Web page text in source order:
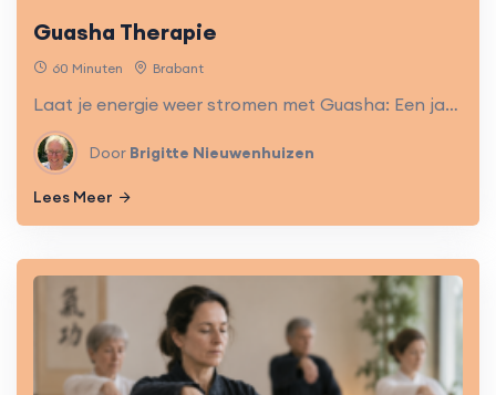
Guasha Therapie
60 Minuten Brabant
Laat je energie weer stromen met Guasha: Een jadesteen en Chinese olie verwijderen blokkades en afvalstoffen. Ontspannend, zuiverend en herstellend voor lichaam en geest. Ervaar het zelf!
Door Brigitte Nieuwenhuizen
Lees Meer